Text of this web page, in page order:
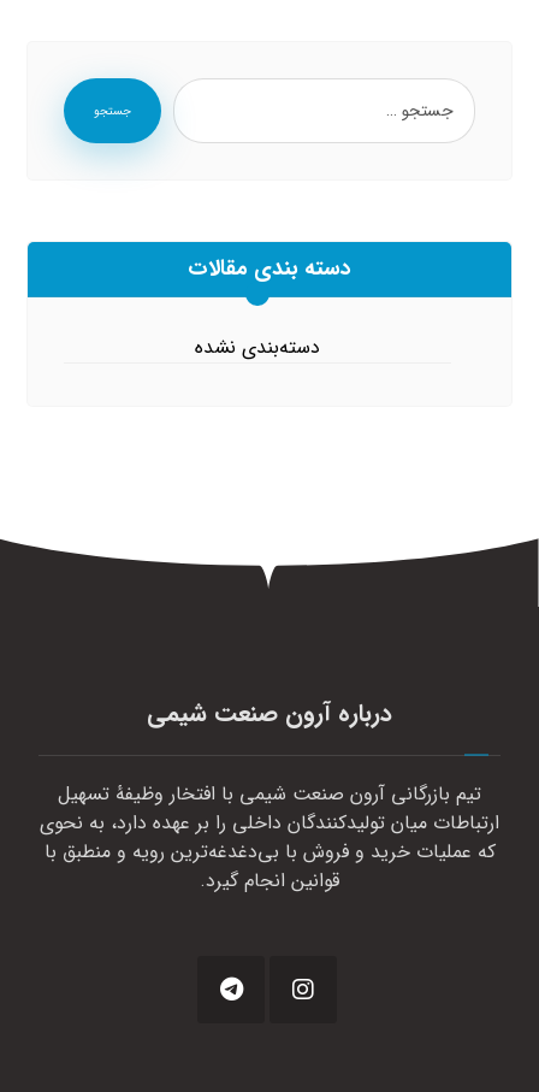
جستجو
دسته بندی مقالات
دسته‌بندی نشده
درباره آرون صنعت شیمی
تیم بازرگانی آرون صنعت شیمی با افتخار وظیفهٔ تسهیل
ارتباطات میان تولیدکنندگان داخلی را بر عهده دارد، به نحوی
که عملیات خرید و فروش با بی‌دغدغه‌ترین رویه و منطبق با
قوانین انجام گیرد.